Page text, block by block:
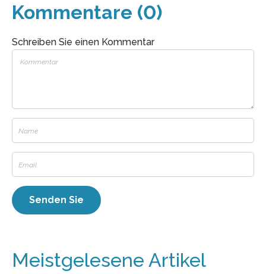
Kommentare (0)
Schreiben Sie einen Kommentar
Meistgelesene Artikel